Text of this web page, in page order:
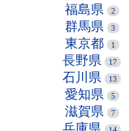
福島県 2
群馬県 3
東京都 1
長野県 17
石川県 13
愛知県 5
滋賀県 7
兵庫県